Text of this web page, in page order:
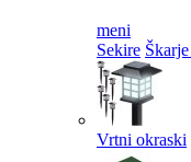
meni
Sekire
Vrtni okraski